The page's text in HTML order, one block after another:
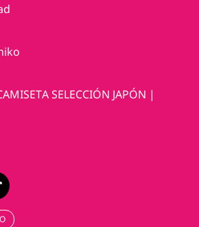
SELECCIÓN JAPÓN |